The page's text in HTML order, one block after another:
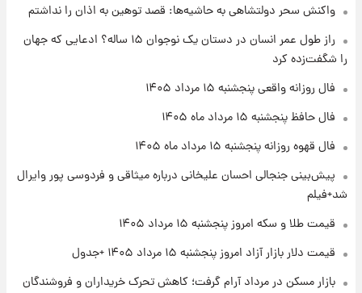
فال روزانه واقعی پنجشنبه ۱۵ مرداد ۱۴۰۵
۱ روز پیش
واکنش سحر دولتشاهی به حاشیه‌ها: قصد توهین به اذان را نداشتم
راز طول عمر انسان در دستان یک نوجوان ۱۵ ساله؟ ادعایی که جهان
را شگفت‌زده کرد
فال روزانه واقعی پنجشنبه ۱۵ مرداد ۱۴۰۵
فال حافظ پنجشنبه ۱۵ مرداد ماه ۱۴۰۵
فال قهوه روزانه پنجشنبه ۱۵ مرداد ماه ۱۴۰۵
پیش‌بینی جنجالی احسان علیخانی درباره میثاقی و فردوسی پور وایرال
شد+فیلم
قیمت طلا و سکه امروز پنجشنبه ۱۵ مرداد ۱۴۰۵
قیمت دلار بازار آزاد امروز پنجشنبه ۱۵ مرداد ۱۴۰۵ +جدول
بازار مسکن در مرداد آرام گرفت؛ کاهش تحرک خریداران و فروشندگان